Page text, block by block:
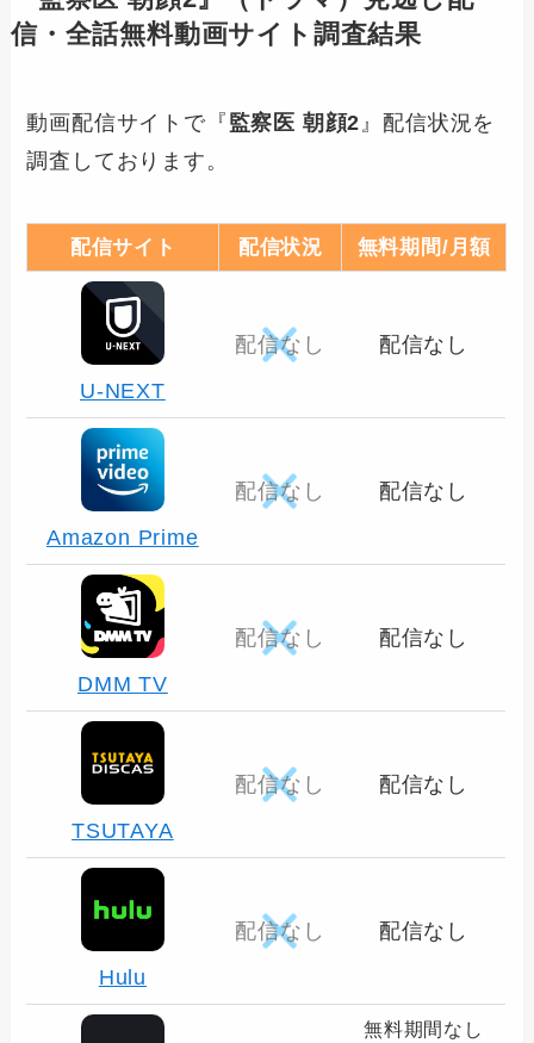
信・全話無料動画サイト調査結果
動画配信サイトで『 監察医 朝顔2』配信状況を
調査しております。
配信サイト 配信状況 無料期間/月額
U-NEXT
配信なし 配信なし
Amazon Prime
配信なし 配信なし
DMM TV
配信なし 配信なし
TSUTAYA
配信なし 配信なし
Hulu
配信なし 配信なし
無料期間なし